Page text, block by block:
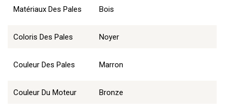
Matériaux Des Pales Bois
Coloris Des Pales Noyer
Couleur Des Pales Marron
Couleur Du Moteur Bronze